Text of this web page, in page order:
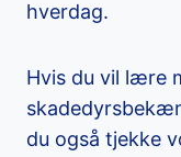
hverdag.
Hvis du vil lære
du også tjekke